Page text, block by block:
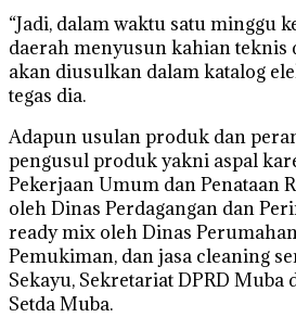
“Jadi, dalam waktu satu minggu
daerah menyusun kahian teknis
akan diusulkan dalam katalog
tegas dia.
Adapun usulan produk dan
pengusul produk yakni aspal
Pekerjaan Umum dan Penataan
oleh Dinas Perdagangan dan
ready mix oleh Dinas
Pemukiman, dan jasa cleaning
Sekayu, Sekretariat DPRD Muba
Setda Muba.